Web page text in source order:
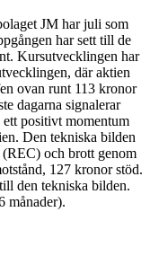
JM har juli som
har sett till de
Kursutvecklingen har
där aktien
ovan runt 113 kronor
dagarna signalerar
positivt momentum
Den tekniska bilden
och brott genom
127 kronor stöd.
den tekniska bilden.
månader).